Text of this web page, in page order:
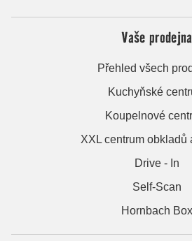
Vaše prodejna
Přehled všech
Kuchyňské
Koupelnové
XXL centrum obkladů
Drive - In
Self-Scan
Hornbach Box